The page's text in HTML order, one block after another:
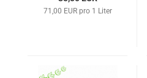
71,00 EUR pro 1 Liter